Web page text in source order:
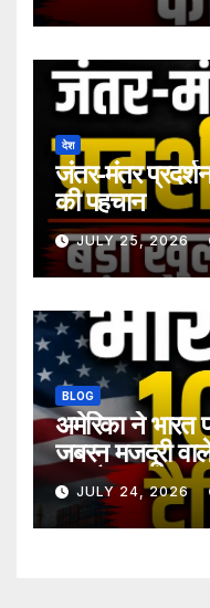
देश
जंतर-मंतर
की पहचान
JULY 25, 2026
BLOG
अमेरिका ने भारत
जबरन मजदूरी
बड़ा फैसला
JULY 24, 2026